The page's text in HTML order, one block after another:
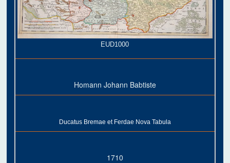
EUD1000
Homann Johann Babtiste
Ducatus Bremae et Ferdae Nova Tabula
1710